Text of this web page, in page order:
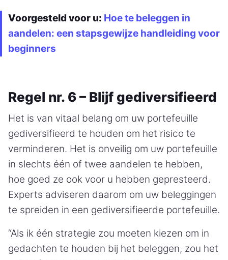
Voorgesteld voor u: Hoe te beleggen in
aandelen: een stapsgewijze handleiding voor
beginners
Regel nr. 6 – Blijf gediversifieerd
Het is van vitaal belang om uw portefeuille
gediversifieerd te houden om het risico te
verminderen. Het is onveilig om uw portefeuille
in slechts één of twee aandelen te hebben,
hoe goed ze ook voor u hebben gepresteerd.
Experts adviseren daarom om uw beleggingen
te spreiden in een gediversifieerde portefeuille.
“Als ik één strategie zou moeten kiezen om in
gedachten te houden bij het beleggen, zou het